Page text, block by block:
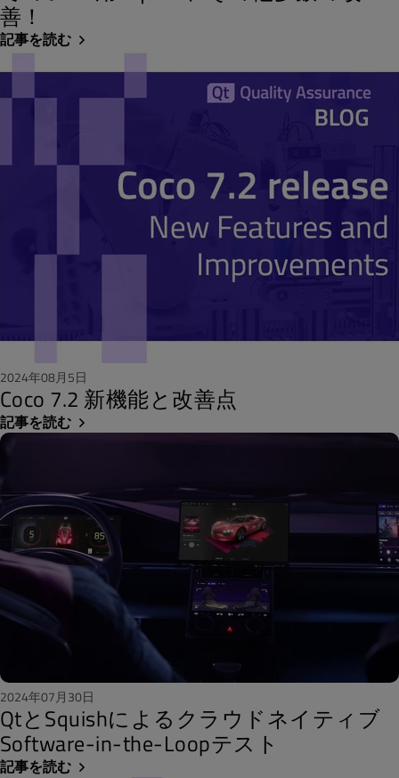
善！
記事を読む
2024年08月5日
Coco 7.2 新機能と改善点
記事を読む
2024年07月30日
QtとSquishによるクラウドネイティブ
Software-in-the-Loopテスト
記事を読む